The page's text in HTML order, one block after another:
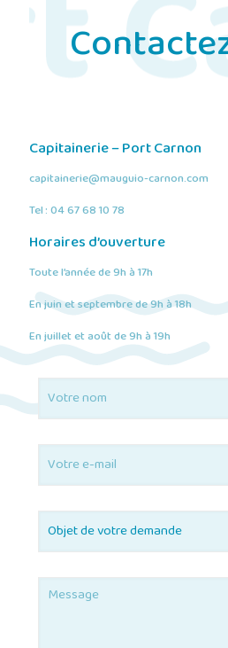
Capitainerie – Port Carnon
capitainerie@mauguio-carnon.com
Tel : 04 67 68 10 78
Horaires d’ouverture
Toute l’année de 9h à 17h
En juin et septembre de 9h à 18h
En juillet et août de 9h à 19h